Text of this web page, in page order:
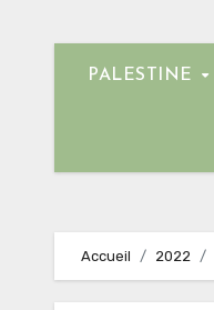
PALESTINE
Accueil 2022